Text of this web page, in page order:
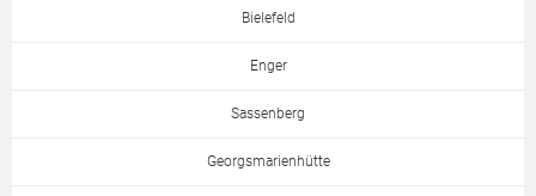
Bielefeld
Enger
Sassenberg
Georgsmarienhütte